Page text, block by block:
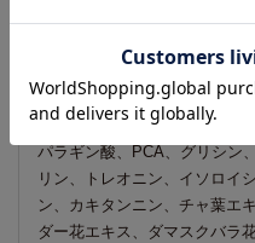
水、オレフィン(C14-16)スル
プロピルベタイン、ジステア
G-7グリセリル、ミリスチン
タニウム-10、グリセリン、
パラギン酸、PCA、グリシン
リン、トレオニン、イソロイ
ン、カキタンニン、チャ葉エ
ダー花エキス、ダマスクバラ